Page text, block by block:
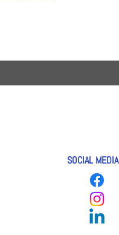
SOCIAL MEDIA